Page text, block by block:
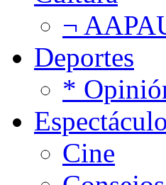
¬
Deportes
*
Cine